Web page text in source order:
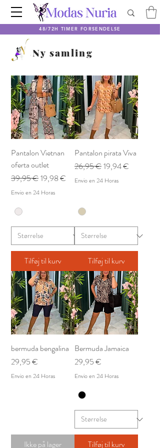
48/72H TIMER FORSENDELSE
Ny samling
Pantalon Vietnan
oferta outlet
Regulær pris
39,95 €Salgspris
19,98 €
Envio en 24 Horas
Tilføj til kurv
Pantalon pirata Viva
Regulær pris
26,95 €Salgspris
19,94 €
Envio en 24 Horas
Tilføj til kurv
bermuda bengalina
Pris
29,95 €
Envio en 24 Horas
Ikke på lager
Bermuda Jamaica
Pris
29,95 €
Envio en 24 Horas
Tilføj til kurv